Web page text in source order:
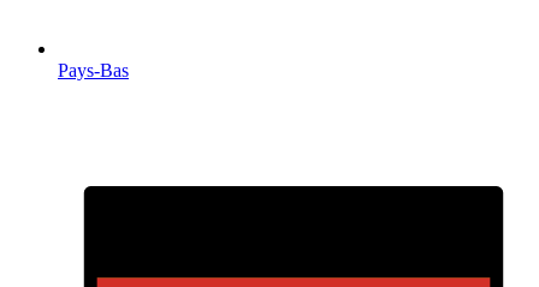
Pays-Bas